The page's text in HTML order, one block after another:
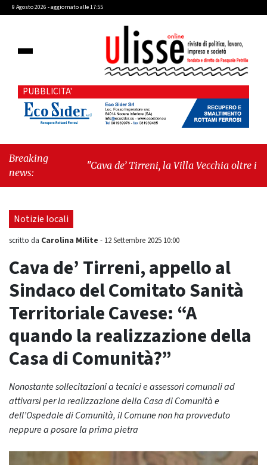
9 Agosto 2026 - aggiornato alle 17:55
PUBBLICITA'
Breaking
news:
"Cava de’ Tirreni, la Villa Vecchia oltre i vandali:
consiliare: “Serve chiarezza!”"
Notizie locali
scritto da Carolina Milite - 12 Settembre 2025 10:00
Cava de’ Tirreni, appello al
Sindaco del Comitato Sanità
Territoriale Cavese: “A
quando la realizzazione della
Casa di Comunità?”
Nonostante sollecitazioni a tecnici e assessori comunali ad
attivarsi per la realizzazione della Casa di Comunità e
dell’Ospedale di Comunità, il Comune non ha provveduto
neppure a posare la prima pietra